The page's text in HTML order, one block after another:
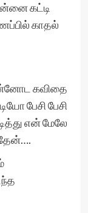
கட்டி
காதல்
கவிதை
பேசி பேசி
என் மேலே